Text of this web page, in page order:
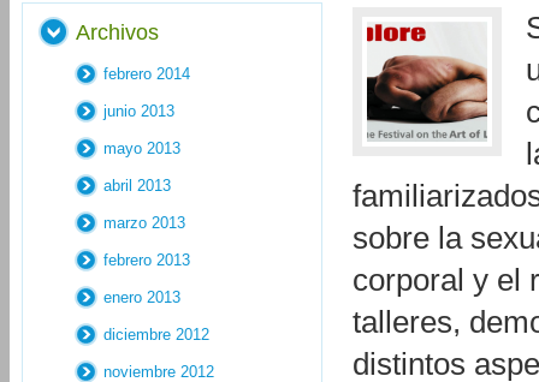
sobre la
corporal y el
talleres,
distintos
Archivos
febrero 2014
junio 2013
mayo 2013
abril 2013
marzo 2013
febrero 2013
enero 2013
diciembre 2012
noviembre 2012